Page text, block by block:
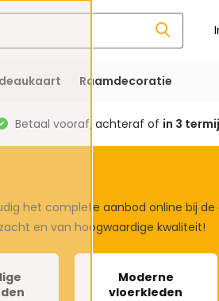
Raamdecoratie
Betaal vooraf, achteraf of in 3
het complete aanbod online bij
en van hoogwaardige kwaliteit!
Moderne
vloerkleden